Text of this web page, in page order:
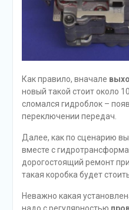
Как правило, вначале
новый такой стоит около
сломался гидроблок –
переключении передач.
Далее, как по сценарию
вместе с
дорогостоящий ремонт
такая коробка будет
Неважно какая